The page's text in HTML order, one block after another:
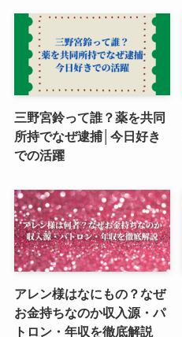
三野宮鈴って誰？薬を共同
所持でなぜ逮捕│今日好き
での活躍
アレン様はなにもの？なぜ
お金持ちなのか収入源・パ
トロン・年収を徹底解説